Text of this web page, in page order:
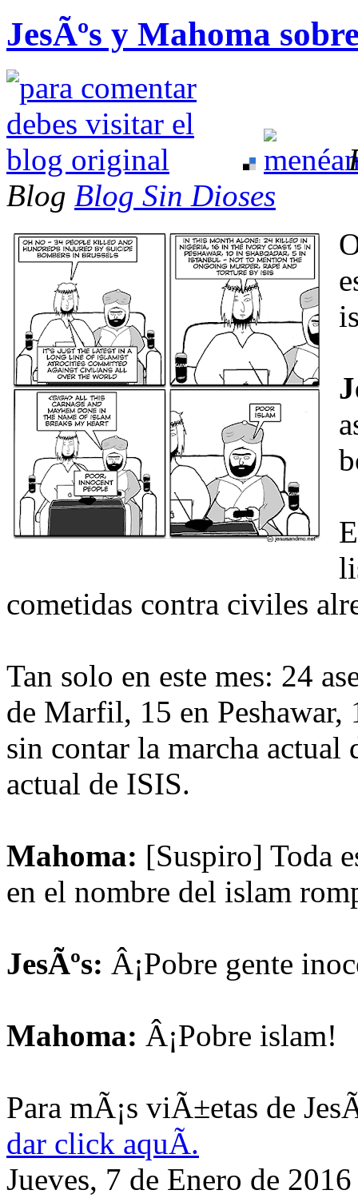
JesÃºs y Mahoma
Blog Blog Sin Dioses
cometidas contra civiles
Tan solo en este mes: 24
de Marfil, 15 en Peshawar,
sin contar la marcha actual
actual de ISIS.
Mahoma: [Suspiro] Toda
en el nombre del islam
JesÃºs: Â¡Pobre gente
Mahoma: Â¡Pobre islam!
Para mÃ¡s viÃ±etas de
dar click aquÃ­.
Jueves, 7 de Enero de 2016